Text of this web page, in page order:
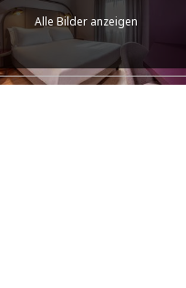
Alle Bilder anzeigen